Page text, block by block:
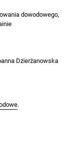
dowodowego,
Dzierżanowska
.